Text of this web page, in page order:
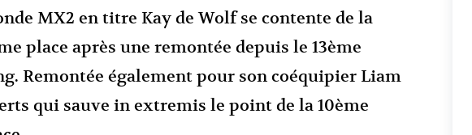
MX2 en titre Kay de Wolf se contente de la
place après une remontée depuis le 13ème
Remontée également pour son coéquipier Liam
qui sauve in extremis le point de la 10ème